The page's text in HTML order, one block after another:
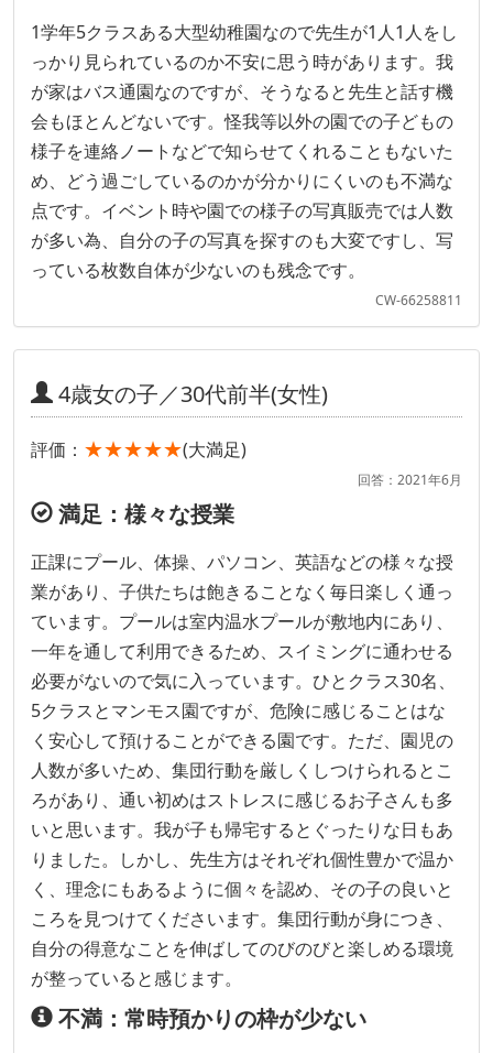
1学年5クラスある大型幼稚園なので先生が1人1人をし
っかり見られているのか不安に思う時があります。我
が家はバス通園なのですが、そうなると先生と話す機
会もほとんどないです。怪我等以外の園での子どもの
様子を連絡ノートなどで知らせてくれることもないた
め、どう過ごしているのかが分かりにくいのも不満な
点です。イベント時や園での様子の写真販売では人数
が多い為、自分の子の写真を探すのも大変ですし、写
っている枚数自体が少ないのも残念です。
CW-66258811
4歳女の子／30代前半(女性)
評価： ★★★★★(大満足)
回答：2021年6月
満足：様々な授業
正課にプール、体操、パソコン、英語などの様々な授
業があり、子供たちは飽きることなく毎日楽しく通っ
ています。プールは室内温水プールが敷地内にあり、
一年を通して利用できるため、スイミングに通わせる
必要がないので気に入っています。ひとクラス30名、
5クラスとマンモス園ですが、危険に感じることはな
く安心して預けることができる園です。ただ、園児の
人数が多いため、集団行動を厳しくしつけられるとこ
ろがあり、通い初めはストレスに感じるお子さんも多
いと思います。我が子も帰宅するとぐったりな日もあ
りました。しかし、先生方はそれぞれ個性豊かで温か
く、理念にもあるように個々を認め、その子の良いと
ころを見つけてくださいます。集団行動が身につき、
自分の得意なことを伸ばしてのびのびと楽しめる環境
が整っていると感じます。
不満：常時預かりの枠が少ない